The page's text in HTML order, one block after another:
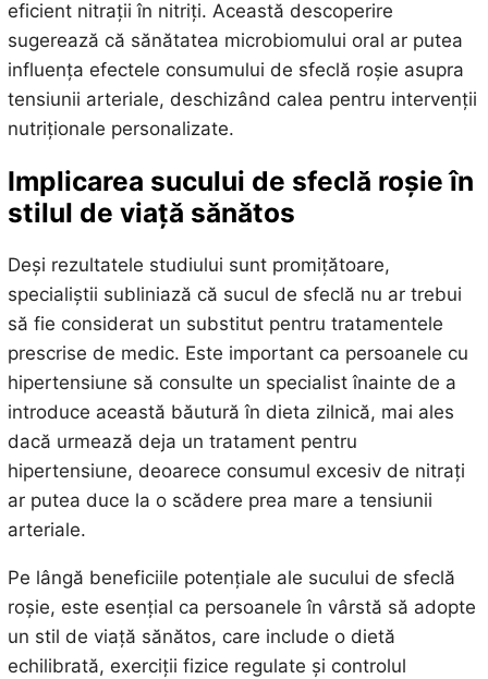
eficient nitrații în nitriți. Această descoperire
sugerează că sănătatea microbiomului oral ar putea
influența efectele consumului de sfeclă roșie asupra
tensiunii arteriale, deschizând calea pentru intervenții
nutriționale personalizate.
Implicarea sucului de sfeclă roșie în
stilul de viață sănătos
Deși rezultatele studiului sunt promițătoare,
specialiștii subliniază că sucul de sfeclă nu ar trebui
să fie considerat un substitut pentru tratamentele
prescrise de medic. Este important ca persoanele cu
hipertensiune să consulte un specialist înainte de a
introduce această băutură în dieta zilnică, mai ales
dacă urmează deja un tratament pentru
hipertensiune, deoarece consumul excesiv de nitrați
ar putea duce la o scădere prea mare a tensiunii
arteriale.
Pe lângă beneficiile potențiale ale sucului de sfeclă
roșie, este esențial ca persoanele în vârstă să adopte
un stil de viață sănătos, care include o dietă
echilibrată, exerciții fizice regulate și controlul